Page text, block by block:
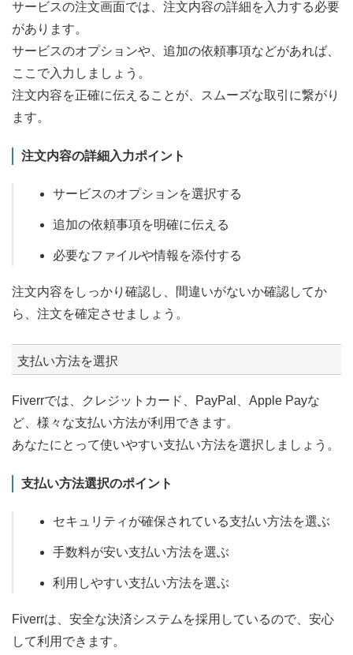
サービスの注文画面では、注文内容の詳細を入力する必要
があります。
サービスのオプションや、追加の依頼事項などがあれば、
ここで入力しましょう。
注文内容を正確に伝えることが、スムーズな取引に繋がり
ます。
注文内容の詳細入力ポイント
サービスのオプションを選択する
追加の依頼事項を明確に伝える
必要なファイルや情報を添付する
注文内容をしっかり確認し、間違いがないか確認してか
ら、注文を確定させましょう。
支払い方法を選択
Fiverrでは、クレジットカード、PayPal、Apple Payな
ど、様々な支払い方法が利用できます。
あなたにとって使いやすい支払い方法を選択しましょう。
支払い方法選択のポイント
セキュリティが確保されている支払い方法を選ぶ
手数料が安い支払い方法を選ぶ
利用しやすい支払い方法を選ぶ
Fiverrは、安全な決済システムを採用しているので、安心
して利用できます。